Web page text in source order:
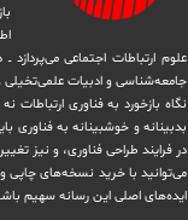
علوم ارتباطات اجتماعی
‏جامعه‌شناسی و ادبیات
نگاه بازخورد به فناوری ارتباطات
بدبینانه و خوشبینانه به
در ‏فرایند طراحی فناوری، و نیز
می‌توانید با خرید نسخه‌های چاپی و
ایده‌های اصلی این رسانه سهیم